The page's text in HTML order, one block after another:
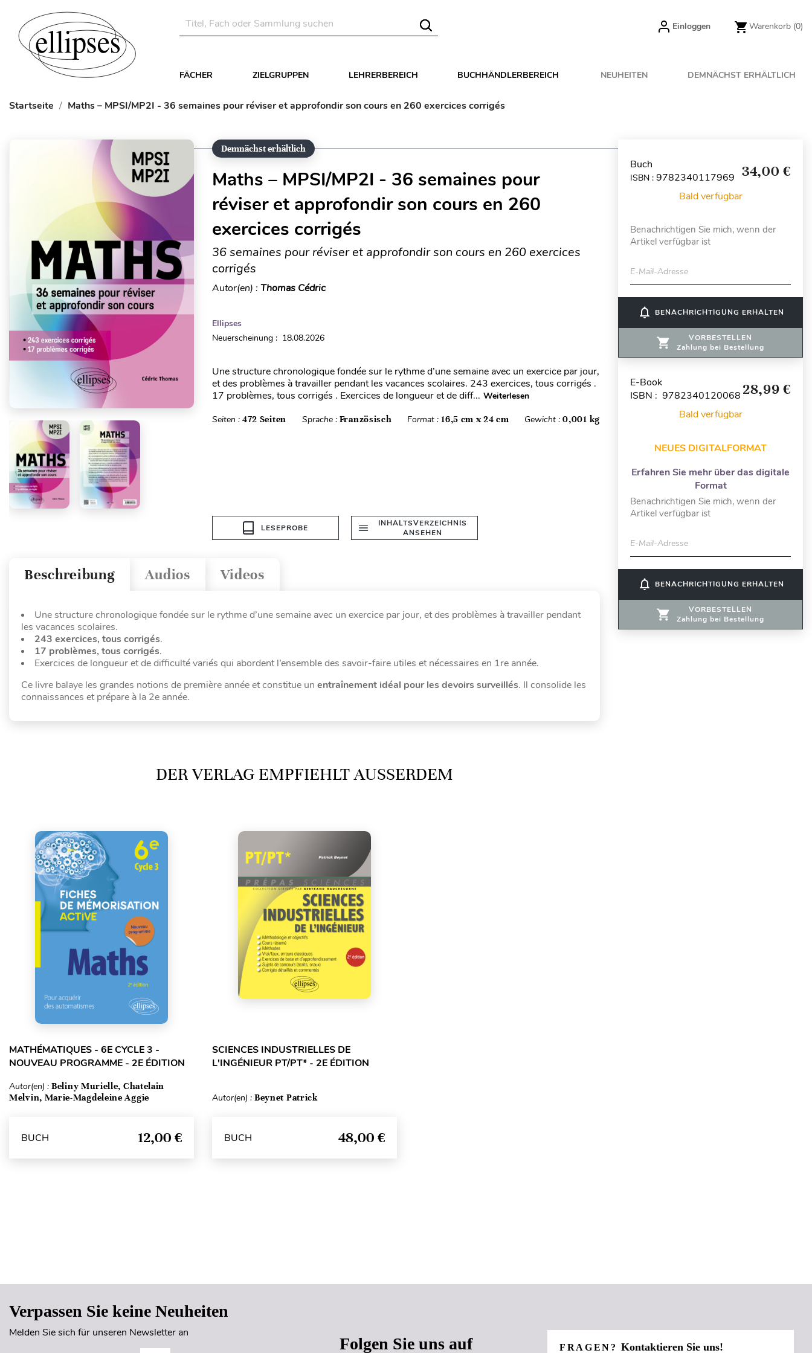
Einloggen Warenkorb (0)
FÄCHER ZIELGRUPPEN LEHRERBEREICH BUCHHÄNDLERBEREICH NEUHEITEN DEMNÄCHST ERHÄLTLICH
Startseite Maths – MPSI/MP2I - 36 semaines pour réviser et approfondir son cours en 260 exercices corrigés
Demnächst erhältlich
Maths – MPSI/MP2I - 36 semaines pour
réviser et approfondir son cours en 260
exercices corrigés
36 semaines pour réviser et approfondir son cours en 260 exercices
corrigés
Autor(en) : Thomas Cédric
Ellipses
Neuerscheinung : 18.08.2026
Une structure chronologique fondée sur le rythme d’une semaine avec un exercice par jour,
et des problèmes à travailler pendant les vacances scolaires. 243 exercices, tous corrigés .
17 problèmes, tous corrigés . Exercices de longueur et de diff... Weiterlesen
Seiten : 472 Seiten Sprache : Französisch Format :16,5 cm x 24 cm Gewicht :0,001 kg
LESEPROBE
INHALTSVERZEICHNIS
ANSEHEN
Videos
Audios
Beschreibung
Une structure chronologique fondée sur le rythme d’une semaine avec un exercice par jour, et des problèmes à travailler pendant
les vacances scolaires.
243 exercices, tous corrigés.
17 problèmes, tous corrigés.
Exercices de longueur et de difficulté variés qui abordent l’ensemble des savoir-faire utiles et nécessaires en 1re année.
Ce livre balaye les grandes notions de première année et constitue un entraînement idéal pour les devoirs surveillés. Il consolide les
connaissances et prépare à la 2e année.
DER VERLAG EMPFIEHLT AUSSERDEM
MATHÉMATIQUES - 6E CYCLE 3 -
NOUVEAU PROGRAMME - 2E ÉDITION
Autor(en) : Beliny Murielle, Chatelain
Melvin, Marie-Magdeleine Aggie
BUCH 12,00 €
SCIENCES INDUSTRIELLES DE
L'INGÉNIEUR PT/PT* - 2E ÉDITION
Autor(en) : Beynet Patrick
BUCH 48,00 €
Buch
ISBN : 9782340117969 34,00 €
Bald verfügbar
Benachrichtigen Sie mich, wenn der
Artikel verfügbar ist
E-Mail-Adresse
notifications_none BENACHRICHTIGUNG ERHALTEN
VORBESTELLEN
Zahlung bei Bestellung
E-Book
ISBN : 9782340120068 28,99 €
Bald verfügbar
NEUES DIGITALFORMAT
Erfahren Sie mehr über das digitale
Format
Benachrichtigen Sie mich, wenn der
Artikel verfügbar ist
E-Mail-Adresse
notifications_none BENACHRICHTIGUNG ERHALTEN
VORBESTELLEN
Zahlung bei Bestellung
Verpassen Sie keine Neuheiten
Melden Sie sich für unseren Newsletter an
Folgen Sie uns auf FRAGEN?Kontaktieren Sie uns!